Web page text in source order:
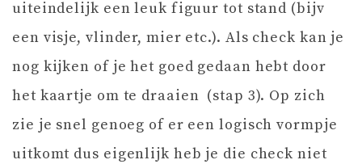
uiteindelijk een leuk figuur tot stand (bijv
een visje, vlinder, mier etc.). Als check kan je
nog kijken of je het goed gedaan hebt door
het kaartje om te draaien (stap 3). Op zich
zie je snel genoeg of er een logisch vormpje
uitkomt dus eigenlijk heb je die check niet